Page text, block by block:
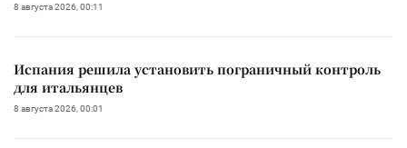
8 августа 2026, 00:11
Испания решила установить пограничный контроль
для итальянцев
8 августа 2026, 00:01